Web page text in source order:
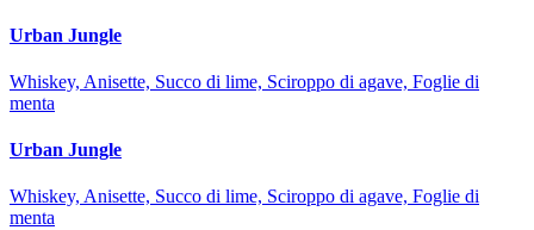
Urban Jungle
Whiskey, Anisette, Succo di lime, Sciroppo di agave, Foglie di
menta
Urban Jungle
Whiskey, Anisette, Succo di lime, Sciroppo di agave, Foglie di
menta